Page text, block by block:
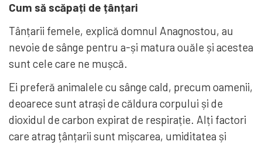
Cum să scăpați de țânțari
Tânțarii femele, explică domnul Anagnostou, au
nevoie de sânge pentru a-și matura ouăle și acestea
sunt cele care ne mușcă.
Ei preferă animalele cu sânge cald, precum oamenii,
deoarece sunt atrași de căldura corpului și de
dioxidul de carbon expirat de respirație. Alți factori
care atrag țânțarii sunt mișcarea, umiditatea și